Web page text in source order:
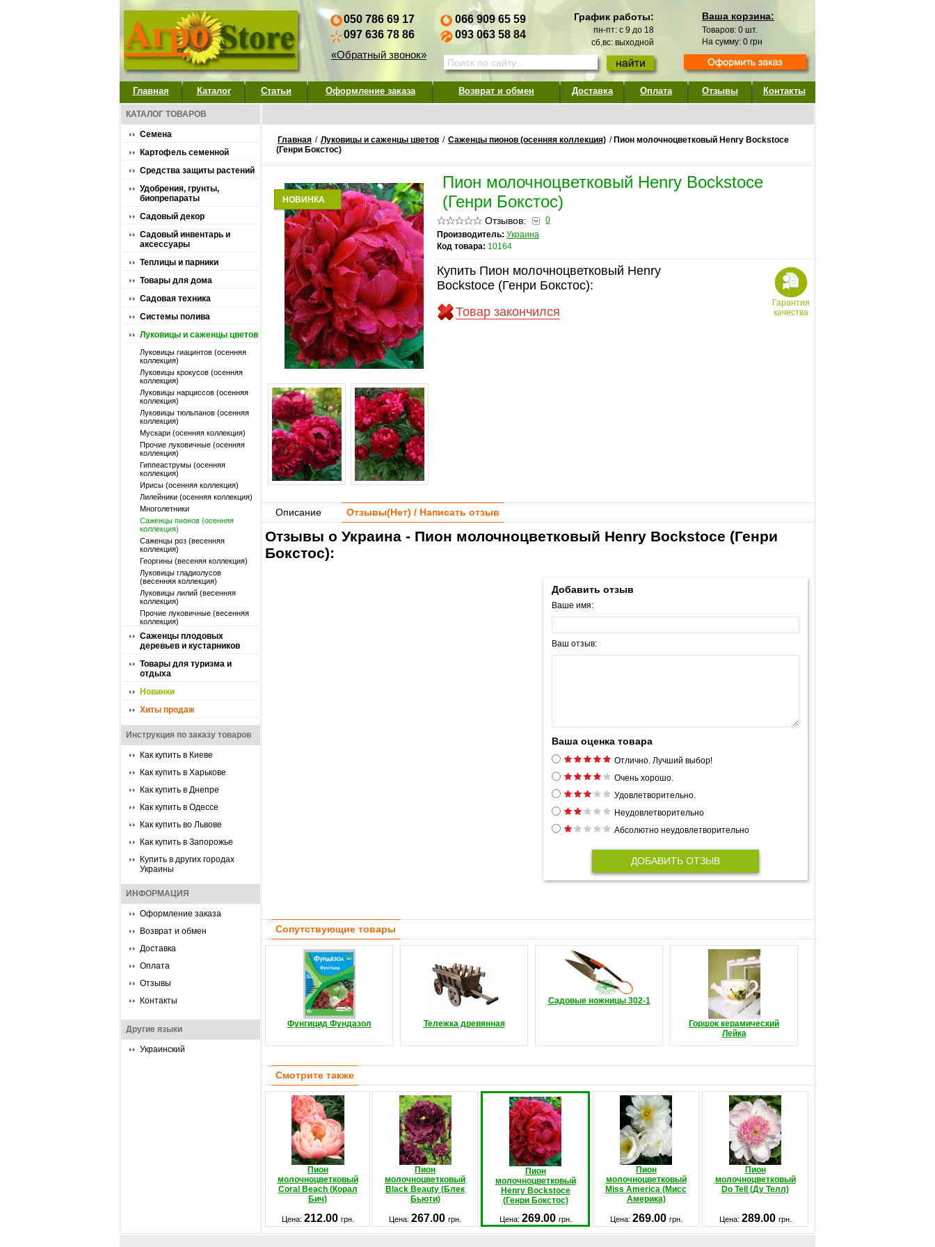
050 786 69 17
097 636 78 86
«Обратный звонок»
066 909 65 59
093 063 58 84
График работы:
пн-пт: с 9 до 18
сб,вс: выходной
Ваша корзина:
Товаров: 0 шт.
На сумму: 0 грн
Главная Каталог Статьи Оформление заказа Возврат и обмен Доставка Оплата Отзывы Контакты
КАТАЛОГ ТОВАРОВ
Семена
Картофель семенной
Средства защиты растений
Удобрения, грунты,
биопрепараты
Садовый декор
Садовый инвентарь и
аксессуары
Теплицы и парники
Товары для дома
Садовая техника
Системы полива
Луковицы и саженцы цветов
Луковицы гиацинтов (осенняя
коллекция)
Луковицы крокусов (осенняя
коллекция)
Луковицы нарциссов (осенняя
коллекция)
Луковицы тюльпанов (осенняя
коллекция)
Мускари (осенняя коллекция)
Прочие луковичные (осенняя
коллекция)
Гиппеаструмы (осенняя
коллекция)
Ирисы (осенняя коллекция)
Лилейники (осенняя коллекция)
Многолетники
Саженцы пионов (осенняя
коллекция)
Саженцы роз (весенняя
коллекция)
Георгины (весеняя коллекция)
Луковицы гладиолусов
(весенняя коллекция)
Луковицы лилий (весенняя
коллекция)
Прочие луковичные (весенняя
коллекция)
Саженцы плодовых
деревьев и кустарников
Товары для туризма и
отдыха
Новинки
Хиты продаж
Инструкция по заказу товаров
Как купить в Киеве
Как купить в Харькове
Как купить в Днепре
Как купить в Одессе
Как купить во Львове
Как купить в Запорожье
Купить в других городах
Украины
ИНФОРМАЦИЯ
Оформление заказа
Возврат и обмен
Доставка
Оплата
Отзывы
Контакты
Другие языки
Украинский
Главная / Луковицы и саженцы цветов / Саженцы пионов (осенняя коллекция) / Пион молочноцветковый Henry Bockstoce
(Генри Бокстос)
НОВИНКА
Пион молочноцветковый Henry Bockstoce
(Генри Бокстос)
Отзывов:
0
Производитель: Украина
Код товара: 10164
Купить Пион молочноцветковый Henry
Bockstoce (Генри Бокстос):
Товар закончился
Гарантия
качества
Описание Отзывы(Нет) / Написать отзыв
Отзывы о Украина - Пион молочноцветковый Henry Bockstoce (Генри
Бокстос):
Добавить отзыв
Ваше имя:
Ваш отзыв:
Ваша оценка товара
Отлично. Лучший выбор!
Очень хорошо.
Удовлетворительно.
Неудовлетворительно
Абсолютно неудовлетворительно
ДОБАВИТЬ ОТЗЫВ
Сопутствующие товары
Фунгицид Фундазол Тележка древянная
Садовые ножницы 302-1
Горшок керамический
Лейка
Смотрите также
Пион
молочноцветковый
Coral Beach (Корал
Бич)
Пион
молочноцветковый
Black Beauty (Блек
Бьюти)
Пион
молочноцветковый
Henry Bockstoce
(Генри Бокстос)
Пион
молочноцветковый
Miss America (Мисс
Америка)
Пион
молочноцветковый
Do Tell (Ду Телл)
Цена: 212.00 грн. Цена: 267.00 грн. Цена: 269.00 грн. Цена: 269.00 грн. Цена: 289.00 грн.